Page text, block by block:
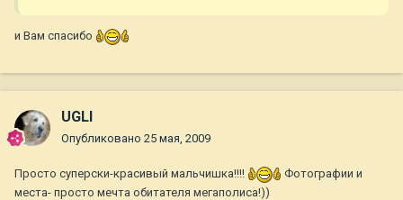
и Вам спасибо
UGLI
Опубликовано 25 мая, 2009
Просто суперски-красивый мальчишка!!!!
Фотографии и
места- просто мечта обитателя мегаполиса!))